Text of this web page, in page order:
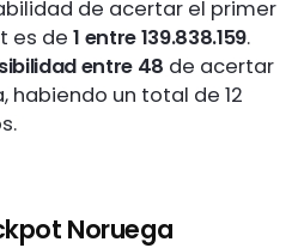
de acertar el primer
es de1 entre 139.838.159.
entre 48 de acertar
un total de 12
Noruega